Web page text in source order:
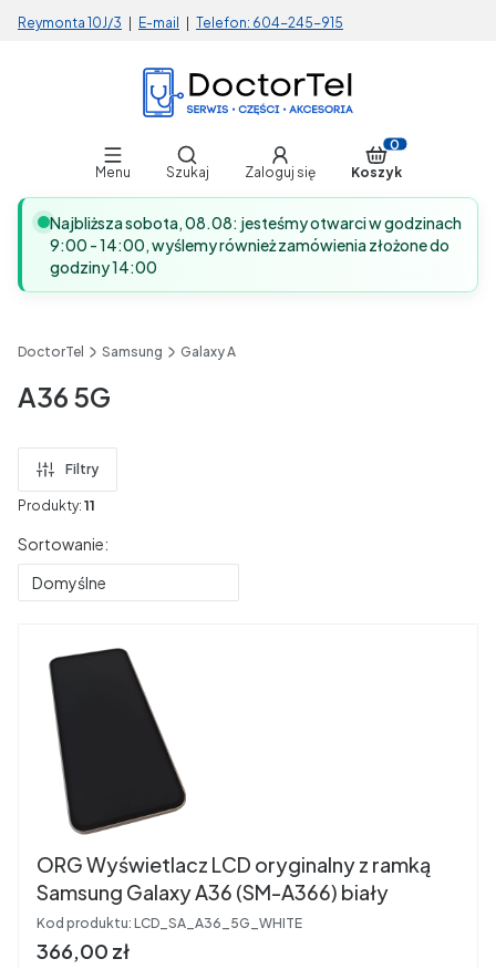
Reymonta 10J/3 E-mail Telefon: 604-245-915
Menu
Otwórz wyszukiwarkę
Szukaj Zaloguj się
Produkty w
Koszyk
Najbliższa sobota, 08.08: jesteśmy otwarci w godzinach
9:00 - 14:00, wyślemy również zamówienia złożone do
godziny 14:00
DoctorTel Samsung Galaxy A
A36 5G
Filtry
Produkty: 11
Lista produktów
Sortowanie:
Domyślne
ORG Wyświetlacz LCD oryginalny z ramką
Samsung Galaxy A36 (SM-A366) biały
Kod produktu: LCD_SA_A36_5G_WHITE
Cena
366,00 zł